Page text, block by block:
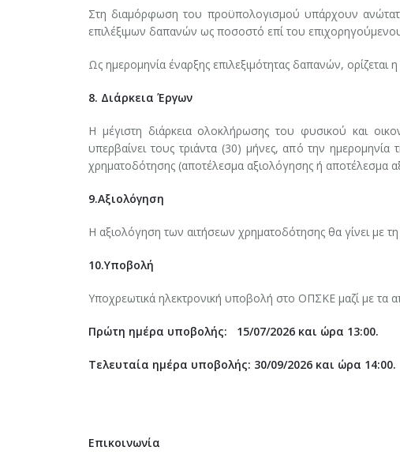
Στη διαμόρφωση του προϋπολογισμού υπάρχουν
επιλέξιμων δαπανών ως ποσοστό επί του
Ως ημερομηνία έναρξης επιλεξιμότητας δαπανών,
8. Διάρκεια Έργων
Η μέγιστη διάρκεια ολοκλήρωσης του φυσικού και
υπερβαίνει τους τριάντα (30) μήνες, από την ημερομηνία
χρηματοδότησης (αποτέλεσμα αξιολόγησης ή αποτέλεσμα
9.Αξιολόγηση
Η αξιολόγηση των αιτήσεων χρηματοδότησης θα γίνει με
10.Υποβολή
Υποχρεωτικά ηλεκτρονική υποβολή στο ΟΠΣΚΕ μαζί με τα
Πρώτη ημέρα υποβολής: 15/07/2026 και ώρα 13:00.
Τελευταία ημέρα υποβολής: 30/09/2026 και ώρα 14:00.
Επικοινωνία